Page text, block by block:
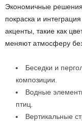
Экономичные
покраска и
акценты, такие как
меняют атмосферу
Беседки и
композиции.
Водные
птиц.
Вертикальные